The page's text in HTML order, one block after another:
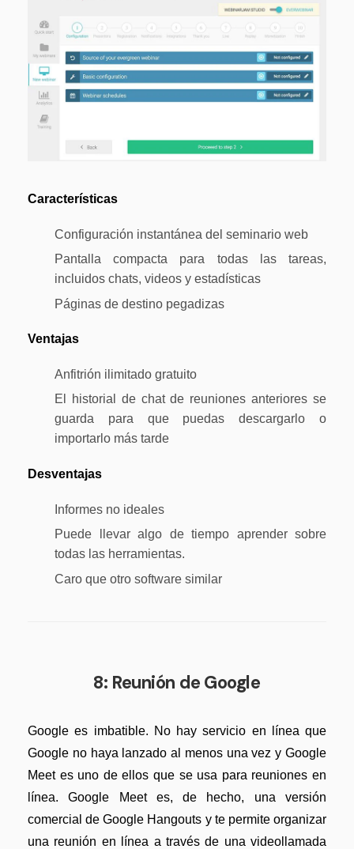
Características
Configuración instantánea del seminario web
Pantalla compacta para todas las tareas,
incluidos chats, videos y estadísticas
Páginas de destino pegadizas
Ventajas
Anfitrión ilimitado gratuito
El historial de chat de reuniones anteriores se
guarda para que puedas descargarlo o
importarlo más tarde
Desventajas
Informes no ideales
Puede llevar algo de tiempo aprender sobre
todas las herramientas.
Caro que otro software similar
8: Reunión de Google
Google es imbatible. No hay servicio en línea que
Google no haya lanzado al menos una vez y Google
Meet es uno de ellos que se usa para reuniones en
línea. Google Meet es, de hecho, una versión
comercial de Google Hangouts y te permite organizar
una reunión en línea a través de una videollamada